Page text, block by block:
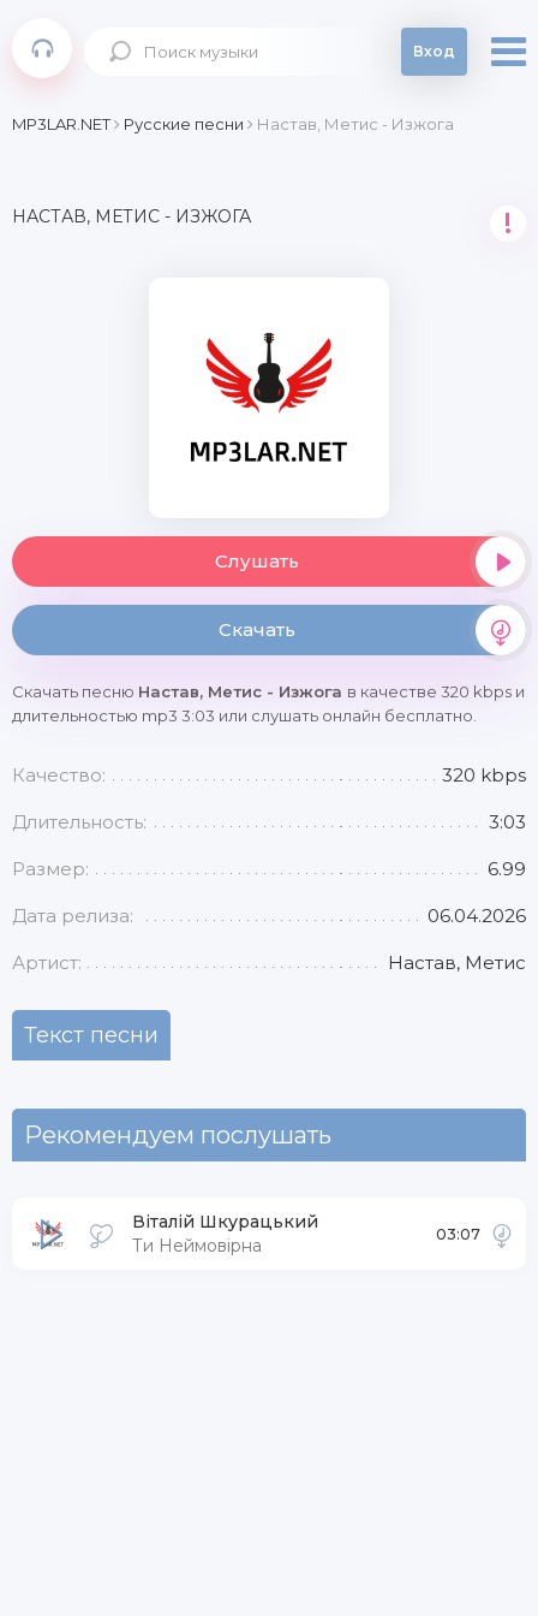
Вход
MP3LAR.NET Русские песни Настав, Метис - Изжога
НАСТАВ, МЕТИС - ИЗЖОГА !
Слушать
Скачать
Скачать песню Настав, Метис - Изжога в качестве 320 kbps и
длительностью mp3 3:03 или слушать онлайн бесплатно.
Качество: 320 kbps
Длительность: 3:03
Размер: 6.99
Дата релиза: 06.04.2026
Артист: Настав, Метис
Текст песни
Рекомендуем послушать
Віталій Шкурацький
Ти Неймовірна
03:07